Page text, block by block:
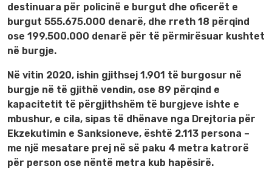
destinuara për policinë e burgut dhe oficerët e
burgut 555.675.000 denarë, dhe rreth 18 përqind
ose 199.500.000 denarë për të përmirësuar kushtet
në burgje.
Në vitin 2020, ishin gjithsej 1.901 të burgosur në
burgje në të gjithë vendin, ose 89 përqind e
kapacitetit të përgjithshëm të burgjeve ishte e
mbushur, e cila, sipas të dhënave nga Drejtoria për
Ekzekutimin e Sanksioneve, është 2.113 persona –
me një mesatare prej në së paku 4 metra katrorë
për person ose nëntë metra kub hapësirë.